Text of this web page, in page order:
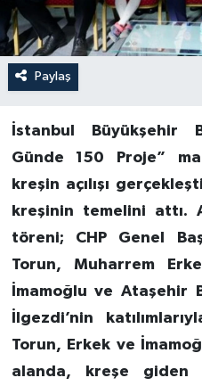
Paylaş
İstanbul Büyükşehir
Günde 150 Proje”
kreşin açılışı
kreşinin temelini attı.
töreni; CHP Genel
Torun, Muharrem
İmamoğlu ve Ataşehir
İlgezdi’nin
Torun, Erkek ve
alanda, kreşe